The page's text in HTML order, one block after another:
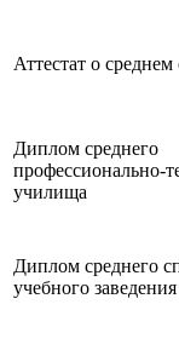
Аттестат о
Диплом среднего
профессионально-
училища
Диплом среднего
учебного заведения